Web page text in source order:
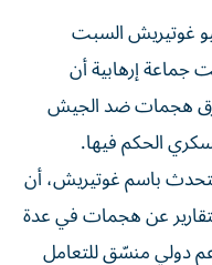
غوتيريش السبت
جماعة إرهابية أن
هجمات ضد الجيش
الحكم فيها.
باسم غوتيريش، أن
عن هجمات في عدة
دولي منسّق للتعامل